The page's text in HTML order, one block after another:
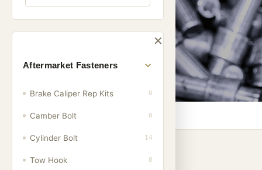
Prodotti
Casa/Prodotti
✕
Aftermarket Fasteners
Brake Caliper Rep Kits 0
Camber Bolt 0
Cylinder Bolt 14
Tow Hook 0